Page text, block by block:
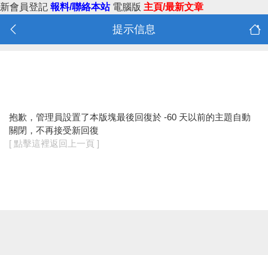
新會員登記 報料/聯絡本站 電腦版 主頁/最新文章
提示信息
抱歉，管理員設置了本版塊最後回復於 -60 天以前的主題自動
關閉，不再接受新回復
[ 點擊這裡返回上一頁 ]